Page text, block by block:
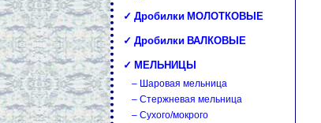
✓ Дробилки МОЛОТКОВЫЕ
✓ Дробилки ВАЛКОВЫЕ
✓ МЕЛЬНИЦЫ
– Шаровая мельница
– Стержневая мельница
– Сухого/мокрого